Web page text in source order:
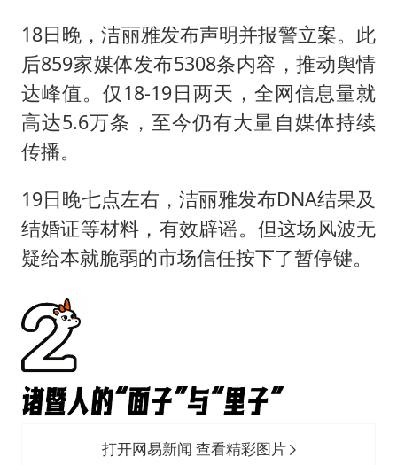
18日晚，洁丽雅发布声明并报警立案。此
后859家媒体发布5308条内容，推动舆情
达峰值。仅18-19日两天，全网信息量就
高达5.6万条，至今仍有大量自媒体持续
传播。
19日晚七点左右，洁丽雅发布DNA结果及
结婚证等材料，有效辟谣。但这场风波无
疑给本就脆弱的市场信任按下了暂停键。
打开网易新闻 查看精彩图片